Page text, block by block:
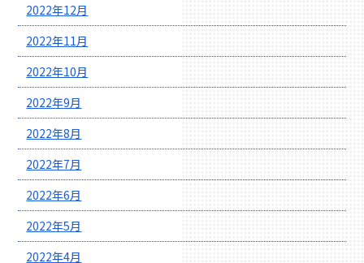
2022年12月
2022年11月
2022年10月
2022年9月
2022年8月
2022年7月
2022年6月
2022年5月
2022年4月